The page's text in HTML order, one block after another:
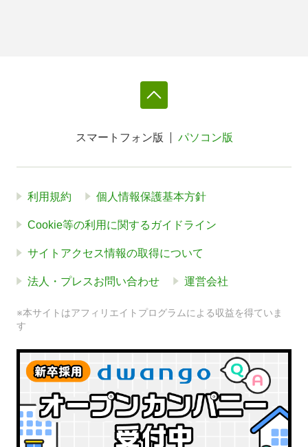
スマートフォン版 パソコン版
利用規約 個人情報保護基本方針
Cookie等の利用に関するガイドライン
サイトアクセス情報の取得について
法人・プレスお問い合わせ 運営会社
※本サイトはアフィリエイトプログラムによる収益を得ていま
す